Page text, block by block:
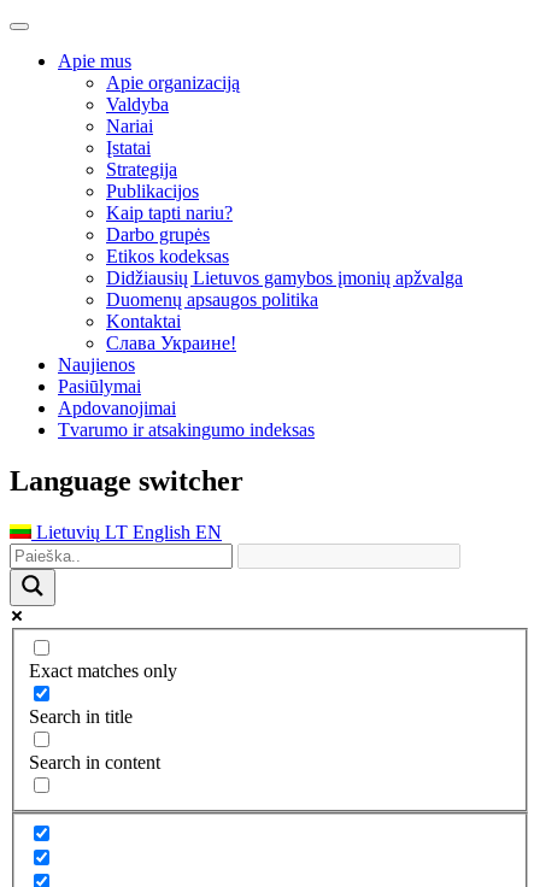
Apie mus
Apie organizaciją
Valdyba
Nariai
Įstatai
Strategija
Publikacijos
Kaip tapti nariu?
Darbo grupės
Etikos kodeksas
Didžiausių Lietuvos gamybos įmonių apžvalga
Duomenų apsaugos politika
Kontaktai
Слава Украине!
Naujienos
Pasiūlymai
Apdovanojimai
Tvarumo ir atsakingumo indeksas
Language switcher
Lietuvių LT English EN
Exact matches only
Search in title
Search in content